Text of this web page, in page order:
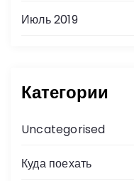
Июль 2019
Категории
Uncategorised
Куда поехать